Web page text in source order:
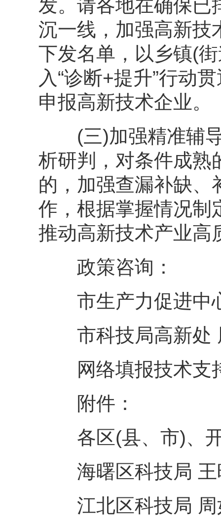
发。请各地在确保已
沉一线，加强高新技
下发名单，以乡镇(
入“诊断+提升”行动
申报高新技术企业。
(三)加强精准辅导
析研判，对条件成熟
的，加强查漏补缺、
作，根据掌握情况制
推动高新技术产业高
政策咨询：
市生产力促进中
市科技局高新处
网络填报技术支
附件：
各区(县、市)、开
海曙区科技局 王
江北区科技局 周